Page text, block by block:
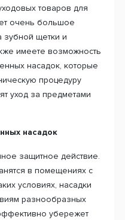
товаров для
очень большое
щетки и
имеете возможность
насадок, которые
процедуру
уход за предметами
насадок
защитное действие.
в помещениях с
условиях, насадки
разнообразных
убережет